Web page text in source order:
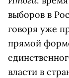
выборов в
говоря уже
прямой
власти в